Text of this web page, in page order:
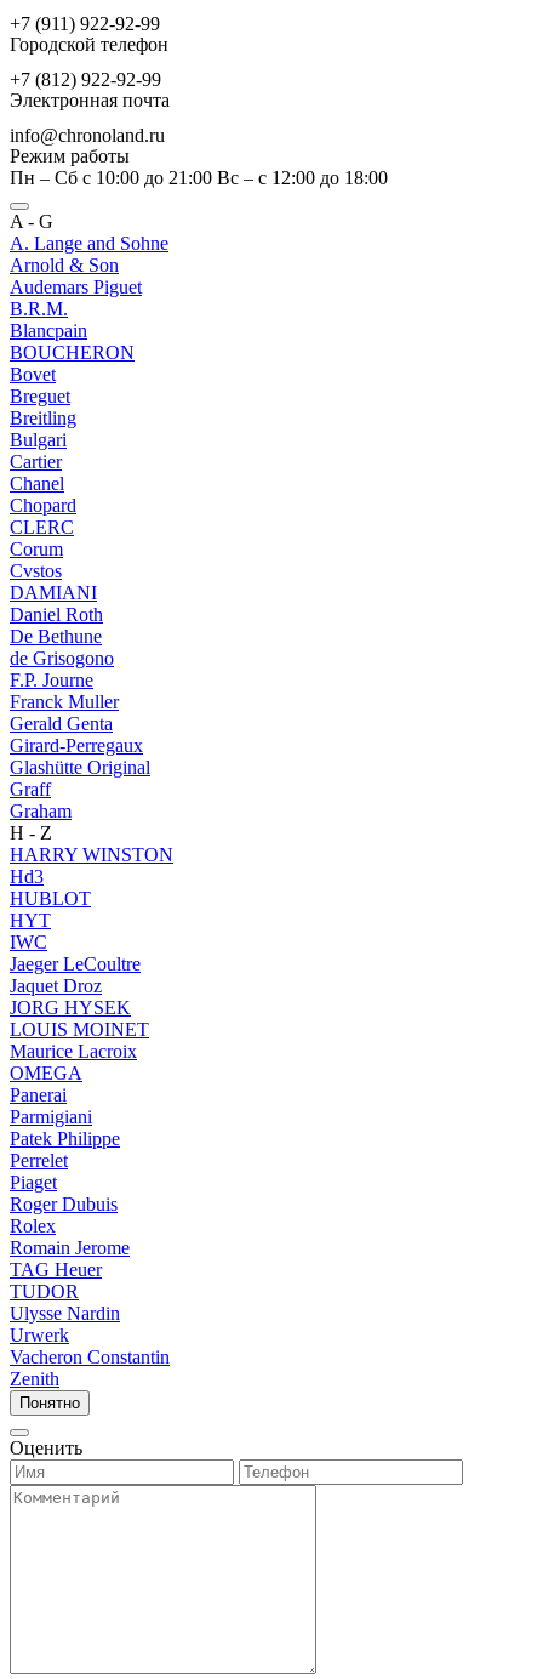
+7 (911) 922-92-99
Городской телефон
+7 (812) 922-92-99
Электронная почта
info@chronoland.ru
Режим работы
Пн – Сб с 10:00 до 21:00 Вс – c 12:00 до 18:00
A - G
A. Lange and Sohne
Arnold & Son
Audemars Piguet
B.R.M.
Blancpain
BOUCHERON
Bovet
Breguet
Breitling
Bulgari
Cartier
Chanel
Chopard
CLERC
Corum
Cvstos
DAMIANI
Daniel Roth
De Bethune
de Grisogono
F.P. Journe
Franck Muller
Gerald Genta
Girard-Perregaux
Glashütte Original
Graff
Graham
H - Z
HARRY WINSTON
Hd3
HUBLOT
HYT
IWC
Jaeger LeCoultre
Jaquet Droz
JORG HYSEK
LOUIS MOINET
Maurice Lacroix
OMEGA
Panerai
Parmigiani
Patek Philippe
Perrelet
Piaget
Roger Dubuis
Rolex
Romain Jerome
TAG Heuer
TUDOR
Ulysse Nardin
Urwerk
Vacheron Constantin
Zenith
Понятно
Оценить